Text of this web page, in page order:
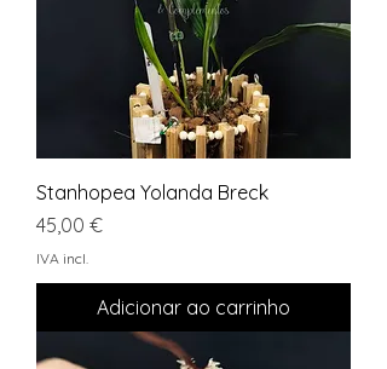
Stanhopea Yolanda Breck
Preço
45,00 €
IVA incl.
Adicionar ao carrinho